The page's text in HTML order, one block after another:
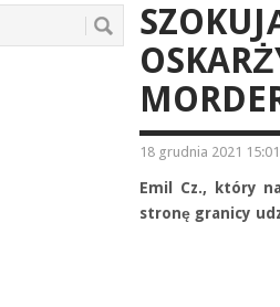
18 grudnia 2021 15:01
Emil Cz., który
stronę granicy